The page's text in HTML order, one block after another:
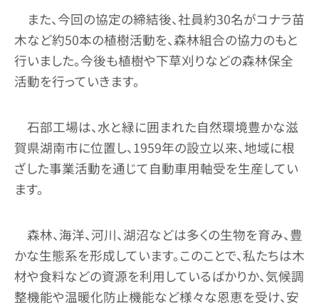
また、今回の協定の締結後、社員約30名がコナラ苗
木など約50本の植樹活動を、森林組合の協力のもと
行いました。今後も植樹や下草刈りなどの森林保全
活動を行っていきます。
石部工場は、水と緑に囲まれた自然環境豊かな滋
賀県湖南市に位置し、1959年の設立以来、地域に根
ざした事業活動を通じて自動車用軸受を生産してい
ます。
森林、海洋、河川、湖沼などは多くの生物を育み、豊
かな生態系を形成しています。このことで、私たちは木
材や食料などの資源を利用しているばかりか、気候調
整機能や温暖化防止機能など様々な恩恵を受け、安